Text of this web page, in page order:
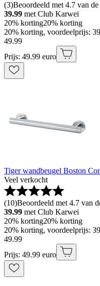
(3)Beoordeeld met 4.7 van
39.99 met Club Karwei
20% korting20% korting
20% korting, voordeelprijs:
49.99
Prijs: 49.99 euro
Tiger wandbeugel Boston
Veel verkocht
(10)Beoordeeld met 4.7 van
39.99 met Club Karwei
20% korting20% korting
20% korting, voordeelprijs:
49.99
Prijs: 49.99 euro